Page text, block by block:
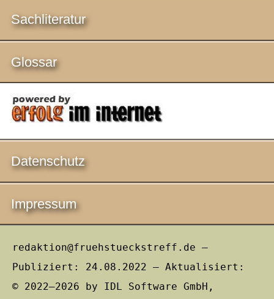
Sachliteratur
Glossar
Datenschutz
Impressum
redaktion@fruehstueckstreff.de –
Publiziert: 24.08.2022 – Aktualisiert:
© 2022–2026 by IDL Software GmbH,